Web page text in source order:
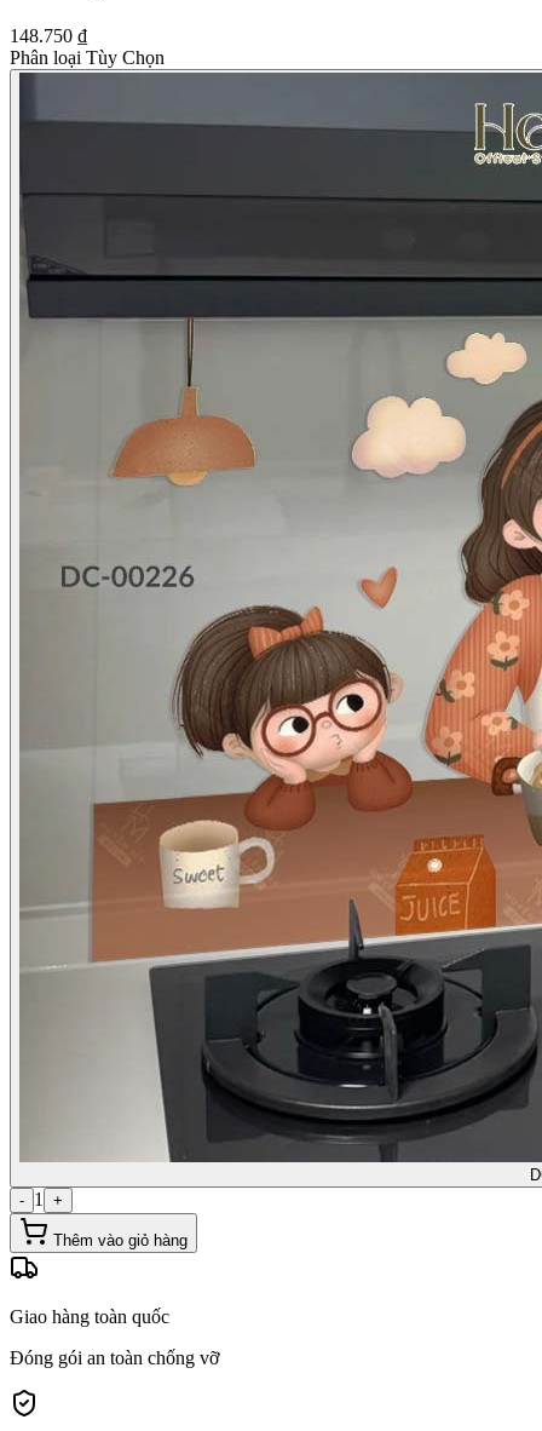
148.750 ₫
Phân loại Tùy Chọn
- 1 +
Thêm vào giỏ hàng
Giao hàng toàn quốc
Đóng gói an toàn chống vỡ